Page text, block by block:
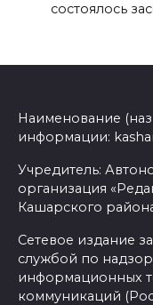
состоялось
Наименование
информации:
Учредитель:
организация
Кашарского
Сетевое издание
службой по
информационных
коммуникаций